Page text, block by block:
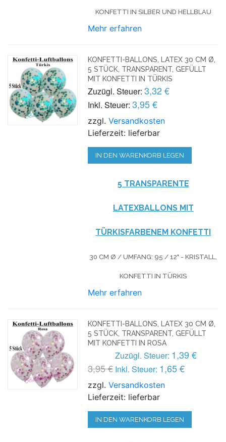
KONFETTI IN SILBER UND HELLBLAU
Mehr erfahren
KONFETTI-BALLONS, LATEX 30 CM Ø,
5 STÜCK, TRANSPARENT, GEFÜLLT
MIT KONFETTI IN TÜRKIS
Zuzügl. Steuer: 3,32 €
Inkl. Steuer: 3,95 €
zzgl.Versandkosten
Lieferzeit: lieferbar
IN DEN WARENKORB LEGEN
5 TRANSPARENTE
LATEXBALLONS MIT
TÜRKISFARBENEM KONFETTI
30 CM Ø / UMFANG: 95 / 12" - KRISTALL,
KONFETTI IN TÜRKIS
Mehr erfahren
KONFETTI-BALLONS, LATEX 30 CM Ø,
5 STÜCK, TRANSPARENT, GEFÜLLT
MIT KONFETTI IN ROSA
3,95 €
Zuzügl. Steuer: 1,39 €
Inkl. Steuer: 1,65 €
zzgl.Versandkosten
Lieferzeit: lieferbar
IN DEN WARENKORB LEGEN